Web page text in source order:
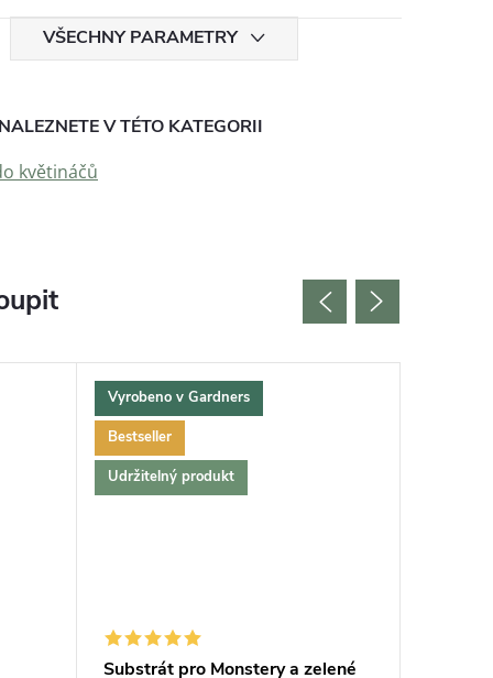
VŠECHNY PARAMETRY
V TÉTO KATEGORII
květináčů
Vyrobeno v Gardners
Bestseller
Udržitelný produkt
Substrát pro Monstery a zelené